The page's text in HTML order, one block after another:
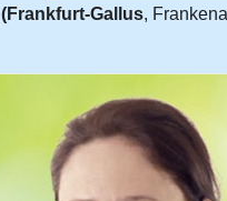
(Frankfurt-Gallus,